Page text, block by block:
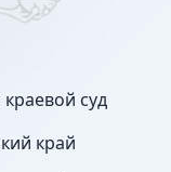
суд
край